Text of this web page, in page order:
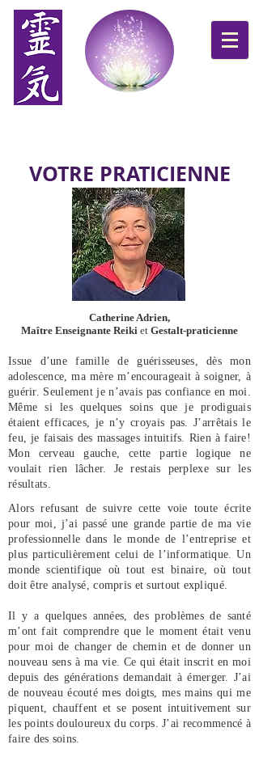
VOTRE PRATICIENNE
Catherine Adrien,
Maître Enseignante Reikiet Gestalt-praticienne
Issue d’une famille de guérisseuses, dès mon
adolescence, ma mère m’encourageait à soigner, à
guérir. Seulement je n’avais pas confiance en moi.
Même si les quelques soins que je prodiguais
étaient efficaces, je n’y croyais pas. J’arrêtais le
feu, je faisais des massages intuitifs. Rien à faire!
Mon cerveau gauche, cette partie logique ne
voulait rien lâcher. Je restais perplexe sur les
résultats.
Alors refusant de suivre cette voie toute écrite
pour moi, j’ai passé une grande partie de ma vie
professionnelle dans le monde de l’entreprise et
plus particulièrement celui de l’informatique. Un
monde scientifique où tout est binaire, où tout
doit être analysé, compris et surtout expliqué.
Il y a quelques années, des problèmes de santé
m’ont fait comprendre que le moment était venu
pour moi de changer de chemin et de donner un
nouveau sens à ma vie. Ce qui était inscrit en moi
depuis des générations demandait à émerger. J’ai
de nouveau écouté mes doigts, mes mains qui me
piquent, chauffent et se posent intuitivement sur
les points douloureux du corps. J’ai recommencé à
faire des soins.